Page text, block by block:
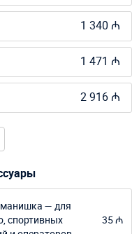
1 340 ₼
1 471 ₼
2 916 ₼
35 ₼